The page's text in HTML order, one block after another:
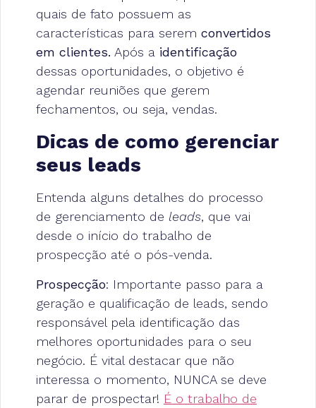
quais de fato possuem as
características para serem convertidos
em clientes. Após a identificação
dessas oportunidades, o objetivo é
agendar reuniões que gerem
fechamentos, ou seja, vendas.
Dicas de como gerenciar
seus leads
Entenda alguns detalhes do processo
de gerenciamento de leads, que vai
desde o início do trabalho de
prospecção até o pós-venda.
Prospecção: Importante passo para a
geração e qualificação de leads, sendo
responsável pela identificação das
melhores oportunidades para o seu
negócio. É vital destacar que não
interessa o momento, NUNCA se deve
parar de prospectar! É o trabalho de